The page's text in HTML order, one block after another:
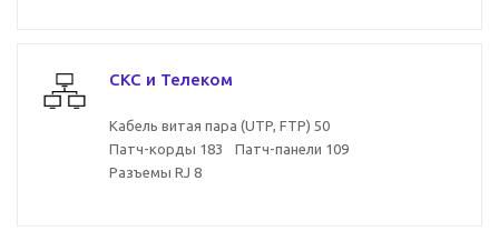
СКС и Телеком
Кабель витая пара (UTP, FTP) 50
Патч-корды 183 Патч-панели 109
Разъемы RJ 8